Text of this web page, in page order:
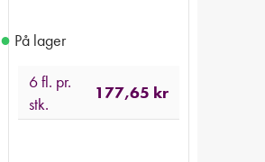
● På lager
6 fl. pr.
stk.
177,65 kr